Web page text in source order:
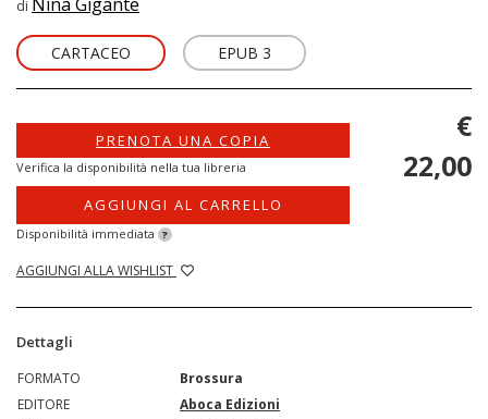
di
CARTACEO EPUB 3
PRENOTA UNA COPIA
Verifica la disponibilità nella tua libreria
AGGIUNGI AL CARRELLO
Disponibilità immediata ?
AGGIUNGI ALLA WISHLIST
€
22,00
Dettagli
FORMATO
Brossura
EDITORE
Aboca Edizioni